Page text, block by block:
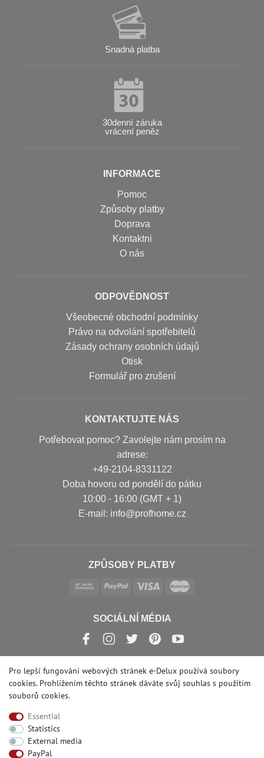
Snadná platba
30denní záruka
vrácení peněz
INFORMACE
Pomoc
Způsoby platby
Doprava
Kontaktni
O nás
ODPOVĚDNOST
Všeobecné obchodní podmínky
Právo na odvolání spotřebitelů
Zásady ochrany osobních údajů
Otisk
Formulář pro zrušení
KONTAKTUJTE NÁS
Potřebovat pomoc? Zavolejte nám prosím na
adrese:
+49-2104-8331122
Doba hovoru od pondělí do pátku
10:00 - 16:00 (GMT + 1)
Е-mail: info@profhome.cz
ZPŮSOBY PLATBY
SOCIÁLNÍ MÉDIA
© Copyright 2026 | e-Delux GmbH
Pro lepší fungování webových stránek e-Delux používá soubory
cookies. Prohlížením těchto stránek dáváte svůj souhlas s použitím
souborů cookies.
Essential
Statistics
External media
PayPal